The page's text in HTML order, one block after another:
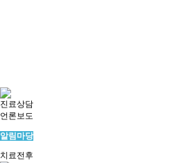
진료상담
언론보도
알림마당
치료전후